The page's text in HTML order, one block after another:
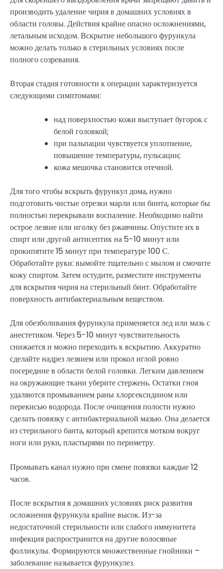
производить удаление чирия в домашних условиях в
области головы. Действия крайне опасно осложнениями,
летальным исходом. Вскрытие небольшого фурункула
можно делать только в стерильных условиях после
полного созревания.
Вторая стадия готовности к операции характеризуется
следующими симптомами:
над поверхностью кожи выступает бугорок с
белой головкой;
при пальпации чувствуется уплотнение,
повышение температуры, пульсации;
кожа мешочка становится отечной.
Для того чтобы вскрыть фурункул дома, нужно
подготовить чистые отрезки марли или бинта, которые бы
полностью перекрывали воспаление. Необходимо найти
острое лезвие или иголку без ржавчины. Опустите их в
спирт или другой антисептик на 5-10 минут или
прокипятите 15 минут при температуре 100 С.
Обработайте руки: вымойте тщательно с мылом и смочите
кожу спиртом. Затем остудите, разместите инструменты
для вскрытия чирия на стерильный бинт. Обработайте
поверхность антибактериальным веществом.
Для обезболивания фурункула применяется лед или мазь с
анестетиком. Через 5-10 минут чувствительность
снижается и можно переходить к вскрытию. Аккуратно
сделайте надрез лезвием или прокол иглой ровно
посередине в области белой головки. Легким давлением
на окружающие ткани уберите стержень. Остатки гноя
удаляются промыванием раны хлоргексидином или
перекисью водорода. После очищения полости нужно
сделать повязку с антибактериальной мазью. Она делается
из стерильного банта, который крепится мотком вокруг
ноги или руки, пластырями по периметру.
Промывать канал нужно при смене повязки каждые 12
часов.
После вскрытия в домашних условиях риск развития
осложнения фурункула крайне высок. Из-за
недостаточной стерильности или слабого иммунитета
инфекция распространится на другие волосяные
фолликулы. Формируются множественные гнойники –
заболевание называется фурункулез.